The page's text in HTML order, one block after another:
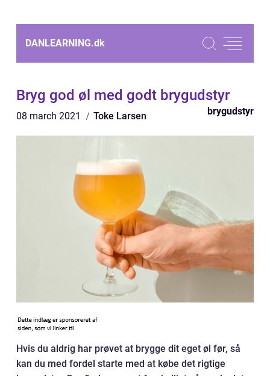
DANLEARNING.dk
Bryg god øl med godt brygudstyr
08 march 2021 Toke Larsen brygudstyr
Hvis du aldrig har prøvet at brygge dit eget øl før, så
kan du med fordel starte med at købe det rigtige